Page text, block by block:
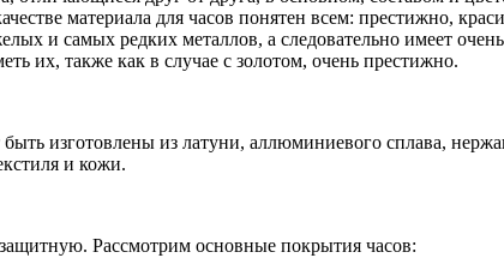
материала для часов понятен всем: престижно,
и самых редких металлов, а следовательно имеет
их, также как в случае с золотом, очень престижно.
изготовлены из латуни, аллюминиевого сплава,
и кожи.
Рассмотрим основные покрытия часов: